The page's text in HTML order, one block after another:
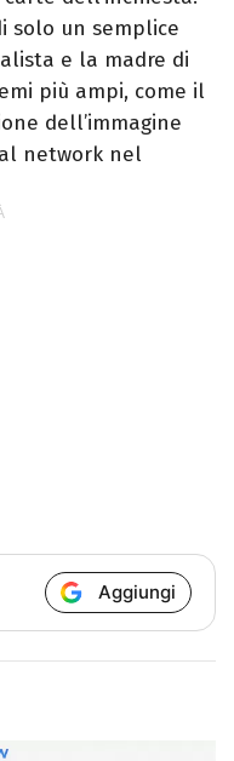
solo un semplice
e la madre di
più ampi, come il
dell’immagine
network nel
Aggiungi